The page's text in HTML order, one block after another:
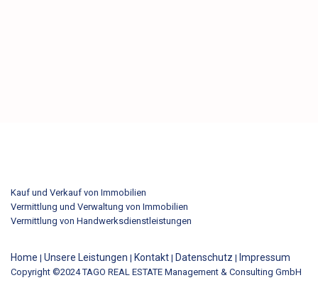
Kauf und Verkauf von Immobilien
Vermittlung und Verwaltung von Immobilien
Vermittlung von Handwerksdienstleistungen
Home |Unsere Leistungen | Kontakt | Datenschutz | Impressum
Copyright ©2024 TAGO REAL ESTATE Management & Consulting GmbH